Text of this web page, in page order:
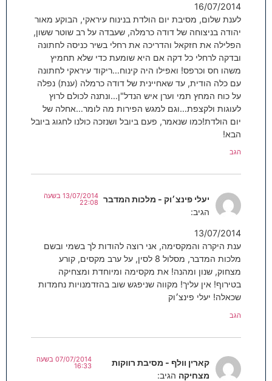
16/07/2014
לענת שלום, מסיבת יום הולדת בנינוח עיראקי, הבוקע מאור
יהודה בניצוחה של דודה כרמלה, שעבדה על רב שוטר ששון,
הפלילה את חזקאל והדריכה את רחלי בשיר כניסה לחתונה
ובדקה לרחלי כל דקה אם היא שומעת כדי שלא תחמיץ
משהו חס וכרפס! ואפילו היה קינוח…ריקוד עיראקי לחתונה
עם כלה הודית, עד שאחיינית של דודה כרמלה (ענת) נפלה
על כוח המחץ תמי וערן איש הנדל"ן…ונתנה לכולם לרוץ
לעוגות ולקצפת…וגם למגש הפירות מה לומר…אחלה של
יום הולדת!כמו שנאמר, פעם ביובל ושנזכה כולנו לחגוג ביובל
הבא!
הגב
יעלי פינצ׳וק - מלכות המדבר
הגיב:
13/07/2014 בשעה
22:08
13/07/2014
ענת היקרה והמקסימה, אני רוצה להודות לך בשמי ובשם
מלכות המדבר, מסלול 8 לסין, על ערב מקסים, קורע
מצחוק, שנון ומהנה! את מקסימה ומיוחדת ומצחיקה
בטירוף! אין עליך! מקווה שניפגש שוב בהזדמנויות נחמדות
שכאלה! יעלי פינצ׳וק
הגב
קארין וולף - מסיבת רווקות
מצחיקה הגיב:
07/07/2014 בשעה
16:33